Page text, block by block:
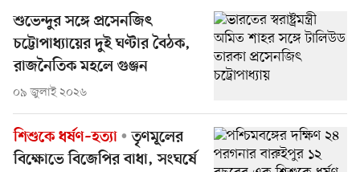
শুভেন্দুর সঙ্গে প্রসেনজিৎ
চট্টোপাধ্যায়ের দুই ঘণ্টার বৈঠক,
রাজনৈতিক মহলে গুঞ্জন
০৯ জুলাই ২০২৬
শিশুকে ধর্ষণ–হত্যা
তৃণমূলের
বিক্ষোভে বিজেপির বাধা, সংঘর্ষে